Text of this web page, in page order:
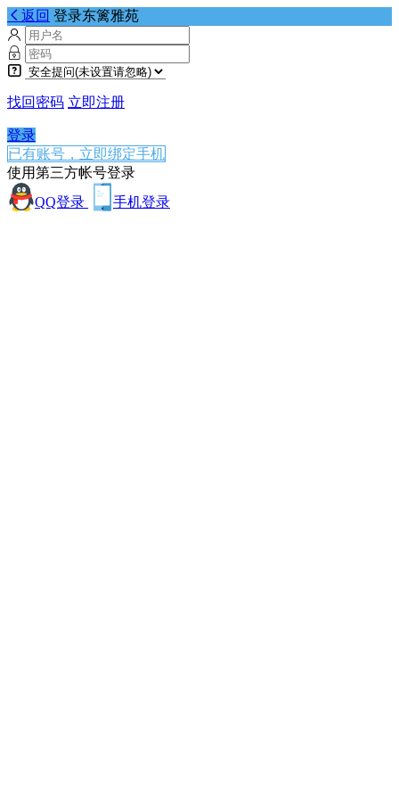
返回 登录东篱雅苑
找回密码 立即注册
登录
已有账号，立即绑定手机
使用第三方帐号登录
QQ登录
手机登录